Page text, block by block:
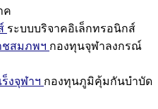
ค
ระบบบริจาคอิเล็กทรอนิกส์
ชสมภพฯ กองทุนจุฬาลงกรณ์
งจุฬาฯ กองทุนภูมิคุ้มกันบำบัด